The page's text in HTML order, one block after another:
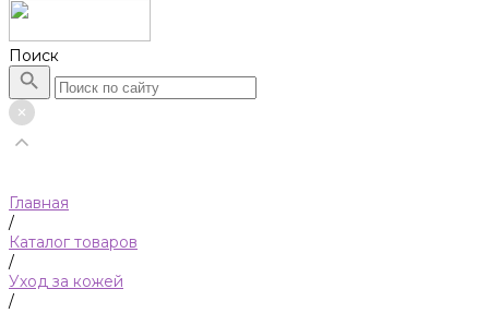
Поиск
Главная
/
Каталог товаров
/
Уход за кожей
/